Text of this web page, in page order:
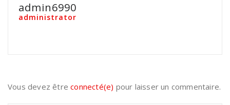
admin6990
administrator
Vous devez êtreconnecté(e) pour laisser un commentaire.